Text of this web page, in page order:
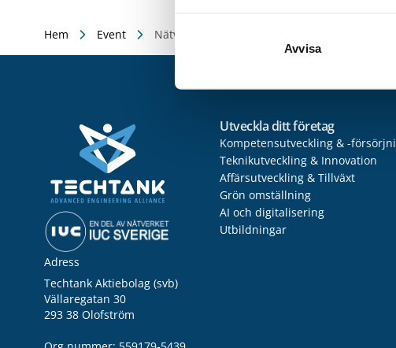
Avvisa
Hem Event Nätverksträff: VD/Platschefer i små/
Adress
Techtank Aktiebolag (svb)
Vällaregatan 30
293 38 Olofström
Utveckla ditt företag
Kompetensutveckling & -
Teknikutveckling & Innovation
Affärsutveckling & Tillväxt
Grön omställning
AI och digitalisering
Utbildningar